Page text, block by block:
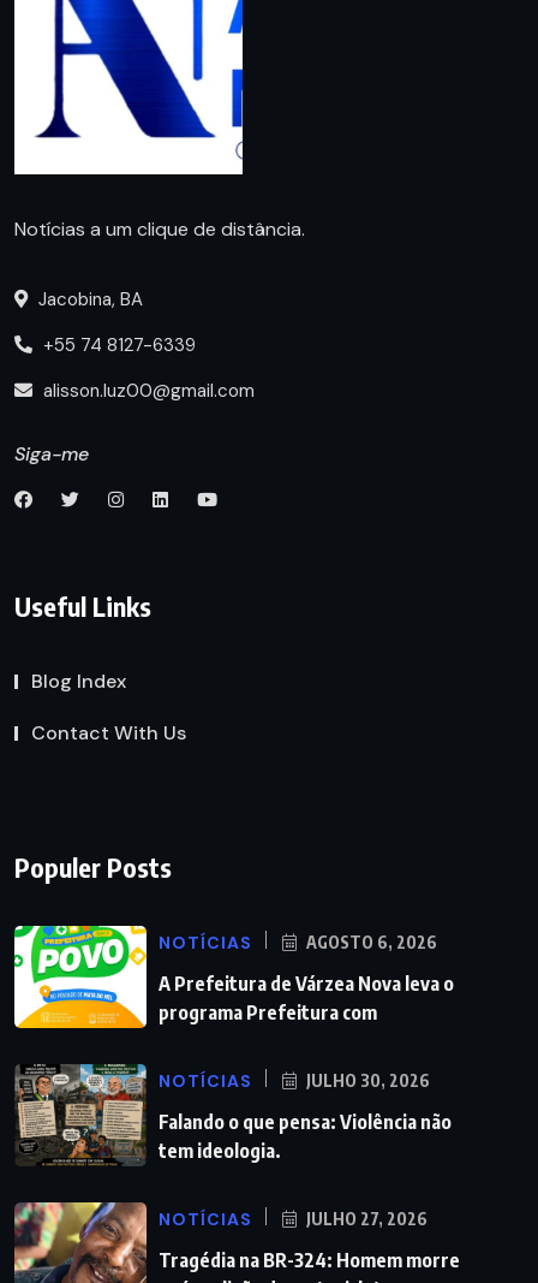
Notícias a um clique de distância.
Jacobina, BA
+55 74 8127-6339
alisson.luz00@gmail.com
Siga-me
Useful Links
Blog Index
Contact With Us
Populer Posts
NOTÍCIAS AGOSTO 6, 2026
A Prefeitura de Várzea Nova leva o
programa Prefeitura com
NOTÍCIAS JULHO 30, 2026
Falando o que pensa: Violência não
tem ideologia.
NOTÍCIAS JULHO 27, 2026
Tragédia na BR-324: Homem morre